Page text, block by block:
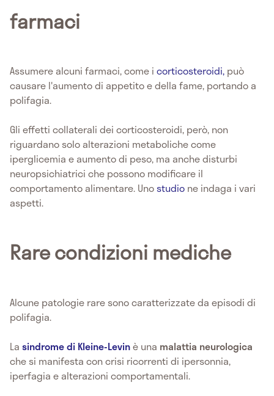
farmaci
Assumere alcuni farmaci, come i corticosteroidi, può
causare l'aumento di appetito e della fame, portando a
polifagia.
Gli effetti collaterali dei corticosteroidi, però, non
riguardano solo alterazioni metaboliche come
iperglicemia e aumento di peso, ma anche disturbi
neuropsichiatrici che possono modificare il
comportamento alimentare. Unostudio ne indaga i vari
aspetti.
Rare condizioni mediche
Alcune patologie rare sono caratterizzate da episodi di
polifagia.
La sindrome di Kleine-Levinè una malattia neurologica
che si manifesta con crisi ricorrenti di ipersonnia,
iperfagia e alterazioni comportamentali.